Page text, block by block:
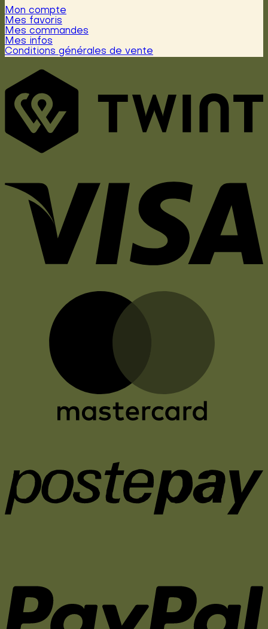
Mon compte
Mes favoris
Mes commandes
Mes infos
Conditions générales de vente